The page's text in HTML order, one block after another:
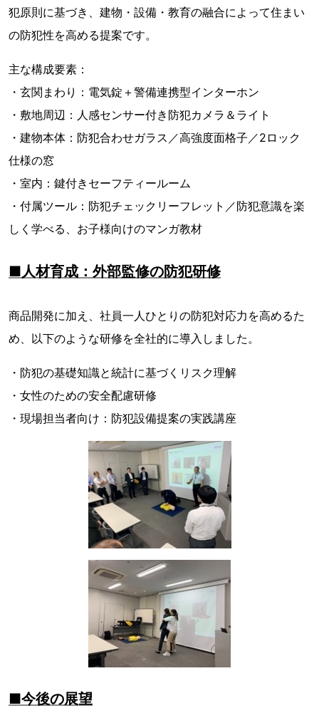
犯原則に基づき、建物・設備・教育の融合によって住まい
の防犯性を高める提案です。
主な構成要素：
・玄関まわり：電気錠＋警備連携型インターホン
・敷地周辺：人感センサー付き防犯カメラ＆ライト
・建物本体：防犯合わせガラス／高強度面格子／2ロック
仕様の窓
・室内：鍵付きセーフティールーム
・付属ツール：防犯チェックリーフレット／防犯意識を楽
しく学べる、お子様向けのマンガ教材
■人材育成：外部監修の防犯研修
商品開発に加え、社員一人ひとりの防犯対応力を高めるた
め、以下のような研修を全社的に導入しました。
・防犯の基礎知識と統計に基づくリスク理解
・女性のための安全配慮研修
・現場担当者向け：防犯設備提案の実践講座
■今後の展望